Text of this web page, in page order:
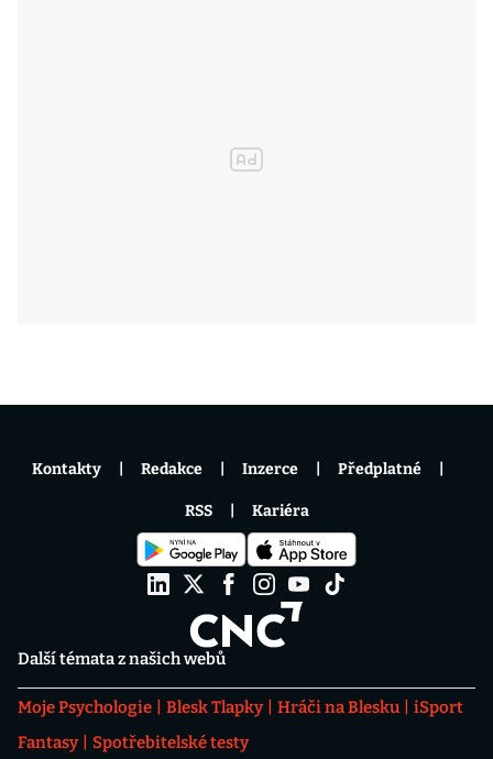
Další témata z našich webů
Moje Psychologie Blesk Tlapky Hráči na Blesku
iSport
Fantasy
Spotřebitelské testy
Kontakty Redakce Inzerce Předplatné
RSS Kariéra